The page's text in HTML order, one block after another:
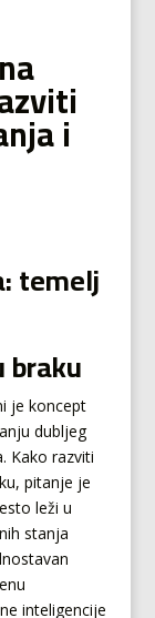
i
temelj
je koncept
dubljeg
Kako razviti
pitanje je
leži u
stanja
inteligencije